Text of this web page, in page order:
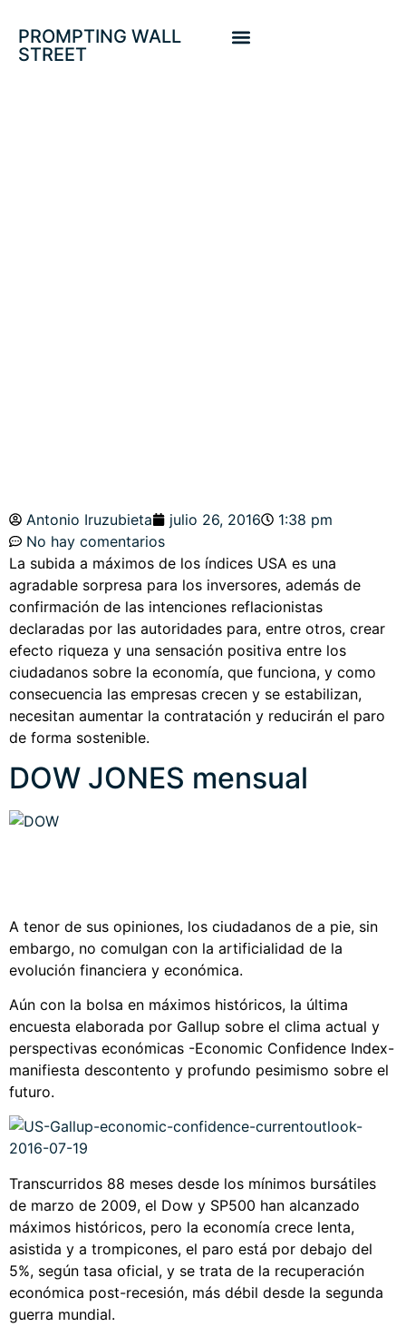
PROMPTING WALL
STREET
Antonio Iruzubieta julio 26, 2016
1:38 pm
No hay comentarios
La subida a máximos de los índices USA es una
agradable sorpresa para los inversores, además de
confirmación de las intenciones reflacionistas
declaradas por las autoridades para, entre otros, crear
efecto riqueza y una sensación positiva entre los
ciudadanos sobre la economía, que funciona, y como
consecuencia las empresas crecen y se estabilizan,
necesitan aumentar la contratación y reducirán el paro
de forma sostenible.
DOW JONES mensual
A tenor de sus opiniones, los ciudadanos de a pie, sin
embargo, no comulgan con la artificialidad de la
evolución financiera y económica.
Aún con la bolsa en máximos históricos, la última
encuesta elaborada por Gallup sobre el clima actual y
perspectivas económicas -Economic Confidence Index-
manifiesta descontento y profundo pesimismo sobre el
futuro.
Transcurridos 88 meses desde los mínimos bursátiles
de marzo de 2009, el Dow y SP500 han alcanzado
máximos históricos, pero la economía crece lenta,
asistida y a trompicones, el paro está por debajo del
5%, según tasa oficial, y se trata de la recuperación
económica post-recesión, más débil desde la segunda
guerra mundial.